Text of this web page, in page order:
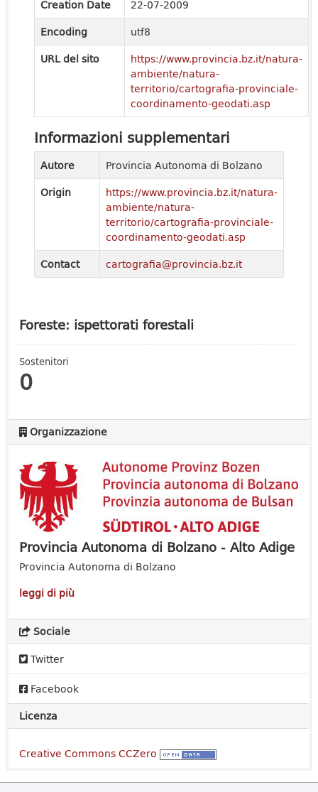
Foreste: ispettorati forestali
Sostenitori
0
Organizzazione
Provincia Autonoma di Bolzano - Alto Adige
Provincia Autonoma di Bolzano
leggi di più
Sociale
Twitter
Facebook
Licenza
Creative Commons CCZero
Creation Date
22-07-2009
Encoding
utf8
URL del sito
https://www.provincia.bz.it/natura-
ambiente/natura-
territorio/cartografia-provinciale-
coordinamento-geodati.asp
Informazioni supplementari
Autore
Provincia Autonoma di Bolzano
Origin
https://www.provincia.bz.it/natura-
ambiente/natura-
territorio/cartografia-provinciale-
coordinamento-geodati.asp
Contact
cartografia@provincia.bz.it